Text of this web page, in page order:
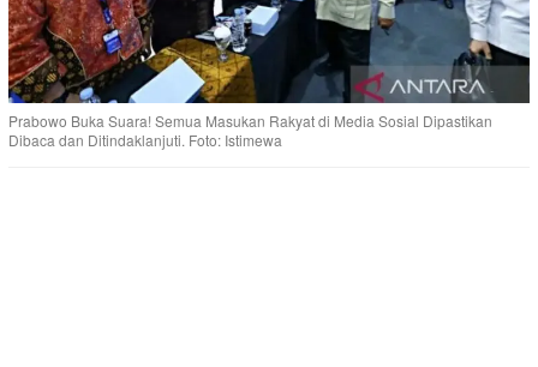
Prabowo Buka Suara! Semua Masukan Rakyat di Media Sosial Dipastikan
Dibaca dan Ditindaklanjuti. Foto: Istimewa